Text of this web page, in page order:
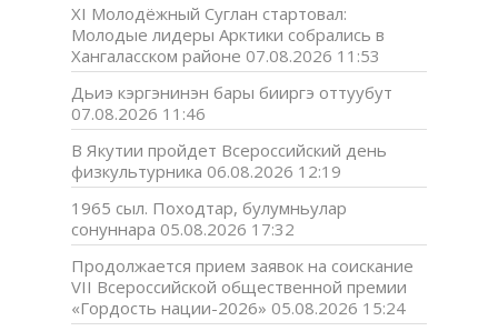
XI Молодёжный Суглан стартовал:
Молодые лидеры Арктики собрались в
Хангаласском районе 07.08.2026 11:53
Дьиэ кэргэнинэн бары бииргэ оттуубут
07.08.2026 11:46
В Якутии пройдет Всероссийский день
физкультурника 06.08.2026 12:19
1965 сыл. Походтар, булумньулар
сонуннара 05.08.2026 17:32
Продолжается прием заявок на соискание
VII Всероссийской общественной премии
«Гордость нации-2026» 05.08.2026 15:24